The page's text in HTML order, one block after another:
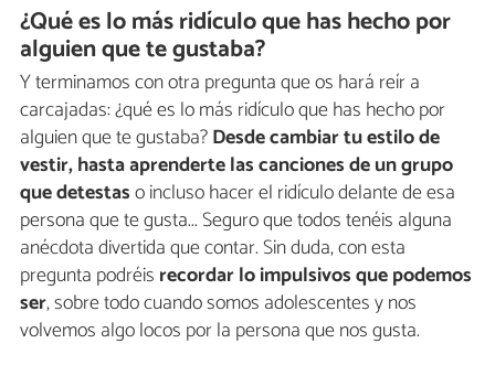
¿Qué es lo más ridículo que has hecho por
alguien que te gustaba?
Y terminamos con otra pregunta que os hará reír a
carcajadas: ¿qué es lo más ridículo que has hecho por
alguien que te gustaba?Desde cambiar tu estilo de
vestir, hasta aprenderte las canciones de un grupo
que detestaso incluso hacer el ridículo delante de esa
persona que te gusta... Seguro que todos tenéis alguna
anécdota divertida que contar. Sin duda, con esta
pregunta podréis recordar lo impulsivos que podemos
ser, sobre todo cuando somos adolescentes y nos
volvemos algo locos por la persona que nos gusta.